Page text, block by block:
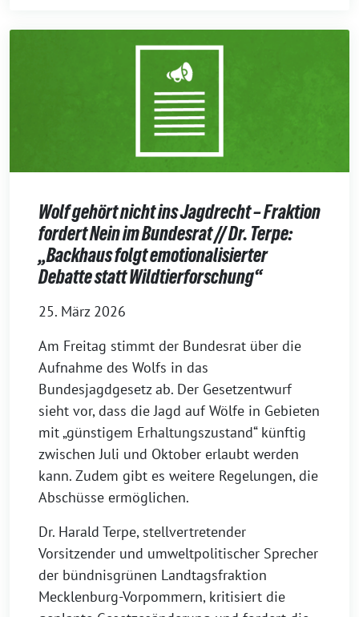
Wolf gehört nicht ins Jagdrecht – Fraktion
fordert Nein im Bundesrat // Dr. Terpe:
„Backhaus folgt emotionalisierter
Debatte statt Wildtierforschung“
25. März 2026
Am Freitag stimmt der Bundesrat über die
Aufnahme des Wolfs in das
Bundesjagdgesetz ab. Der Gesetzentwurf
sieht vor, dass die Jagd auf Wölfe in Gebieten
mit „günstigem Erhaltungszustand“ künftig
zwischen Juli und Oktober erlaubt werden
kann. Zudem gibt es weitere Regelungen, die
Abschüsse ermöglichen.
Dr. Harald Terpe, stellvertretender
Vorsitzender und umweltpolitischer Sprecher
der bündnisgrünen Landtagsfraktion
Mecklenburg-Vorpommern, kritisiert die